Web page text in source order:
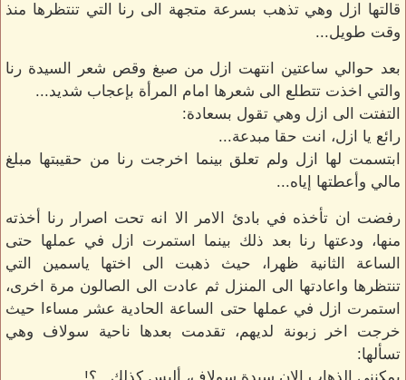
قالتها ازل وهي تذهب بسرعة متجهة الى رنا التي تنتظرها منذ
وقت طويل...
بعد حوالي ساعتين انتهت ازل من صبغ وقص شعر السيدة رنا
والتي اخذت تتطلع الى شعرها امام المرأة بإعجاب شديد...
التفتت الى ازل وهي تقول بسعادة:
رائع يا ازل، انت حقا مبدعة...
ابتسمت لها ازل ولم تعلق بينما اخرجت رنا من حقيبتها مبلغ
مالي وأعطتها إياه...
رفضت ان تأخذه في بادئ الامر الا انه تحت اصرار رنا أخذته
منها، ودعتها رنا بعد ذلك بينما استمرت ازل في عملها حتى
الساعة الثانية ظهرا، حيث ذهبت الى اختها ياسمين التي
تنتظرها واعادتها الى المنزل ثم عادت الى الصالون مرة اخرى،
استمرت ازل في عملها حتى الساعة الحادية عشر مساءا حيث
خرجت اخر زبونة لديهم، تقدمت بعدها ناحية سولاف وهي
تسألها: